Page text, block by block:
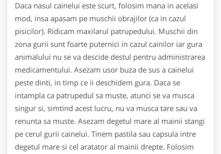
Daca nasul cainelui este scurt, folosim mana in acelasi
mod, insa apasam pe muschii obrajilor (ca in cazul
pisicilor). Ridicam maxilarul patrupedului. Muschii din
zona gurii sunt foarte puternici in cazul cainilor iar gura
animalului nu se va descide destul pentru administrarea
medicamentului. Asezam usor buza de sus a cainelui
peste dinti, in timp ce ii deschidem gura. Daca se
intampla ca patrupedul sa muste, atunci se va musca
singur si, simtind acest lucru, nu va musca tare sau va
renunta sa muste. Asezam degetul mare al mainii stangi
pe cerul gurii cainelui. Tinem pastila sau capsula intre
degetul mare si cel aratator al mainii drepte. Folosim